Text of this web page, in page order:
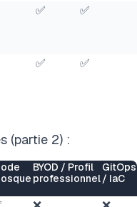
✅ ✅
✅ ✅
(partie 2) :
BYOD / Profil
professionnel
GitOps
/ IaC